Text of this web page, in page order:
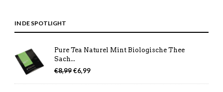
IN DE SPOTLIGHT
Pure Tea Naturel Mint Biologische Thee
Sach...
€8,99 Oorspronkelijke
€6,99Huidige